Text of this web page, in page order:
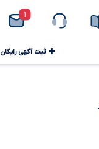
۱
ثبت آگهی رایگان